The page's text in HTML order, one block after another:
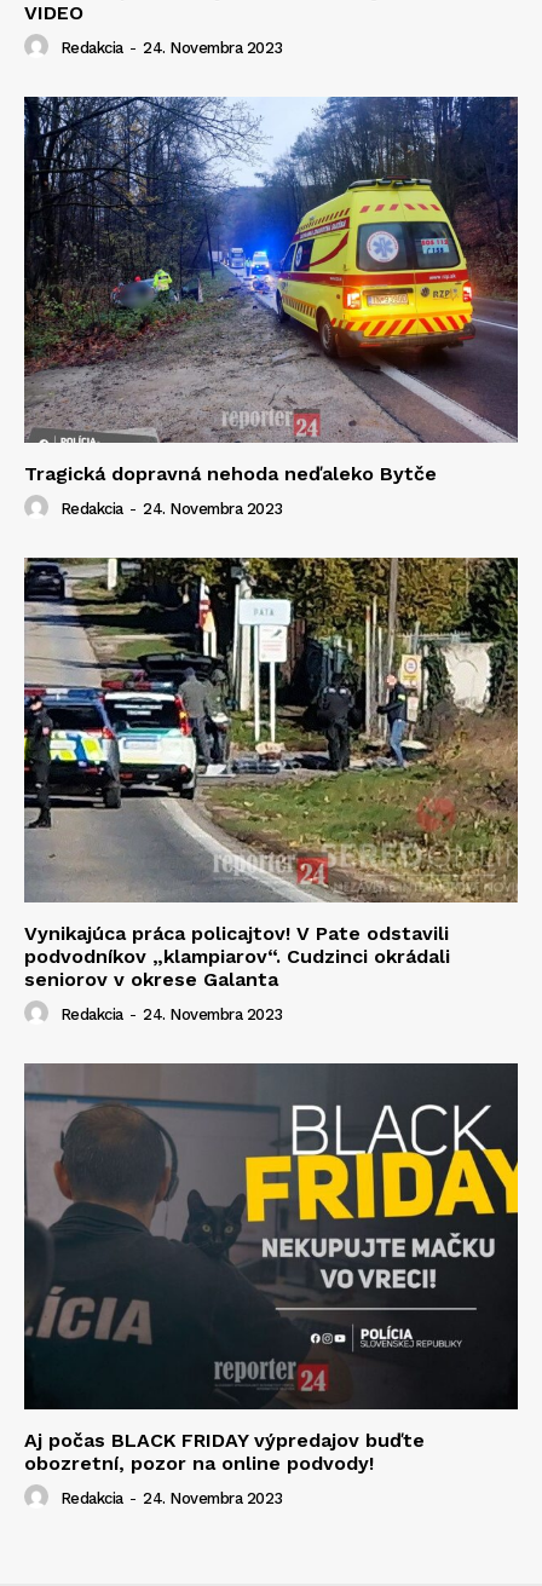
VIDEO
Redakcia - 24. Novembra 2023
Tragická dopravná nehoda neďaleko Bytče
Redakcia - 24. Novembra 2023
Vynikajúca práca policajtov! V Pate odstavili
podvodníkov „klampiarov“. Cudzinci okrádali
seniorov v okrese Galanta
Redakcia - 24. Novembra 2023
Aj počas BLACK FRIDAY výpredajov buďte
obozretní, pozor na online podvody!
Redakcia - 24. Novembra 2023